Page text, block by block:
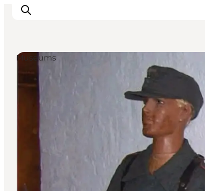
Inspiratie
Bestemmingen
Wat te doen
Accommodaties
Plan je reis
Museums